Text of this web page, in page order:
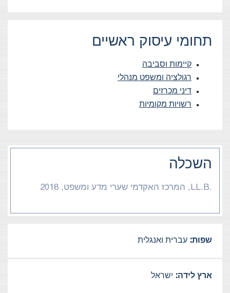
תחומי עיסוק ראשיים
קיימות וסביבה
רגולציה ומשפט מנהלי
דיני מכרזים
רשויות מקומיות
השכלה
.LL.B, המרכז האקדמי שערי מדע ומשפט, 2018
שפות: עברית ואנגלית
ארץ לידה: ישראל